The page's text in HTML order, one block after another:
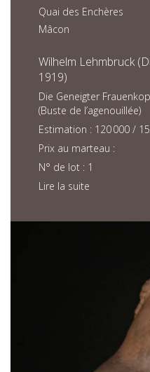
Quai des Enchères
Mâcon
Wilhelm Lehmbruck
1919)
Die Geneigter
(Buste de l’agenouillée)
Estimation : 120 000 /
Prix au marteau :
N° de lot : 1
Lire la suite